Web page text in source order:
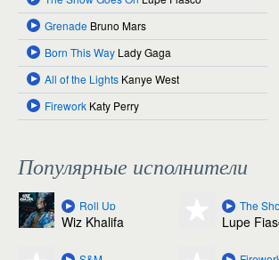
Grenade Bruno Mars
Born This Way Lady Gaga
All of the Lights Kanye West
Firework Katy Perry
Популярные исполнители
Wiz Khalifa
Roll Up
Lupe